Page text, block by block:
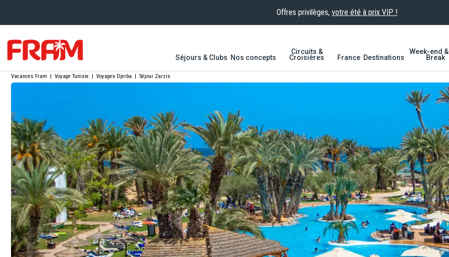
Offres privilèges, votre été à prix VIP !
Séjours & Clubs Nos concepts
Circuits &
Croisières France Destinations
Week-end
Break
Vacances Fram | Voyage Tunisie | Voyages Djerba | Séjour Zarzis